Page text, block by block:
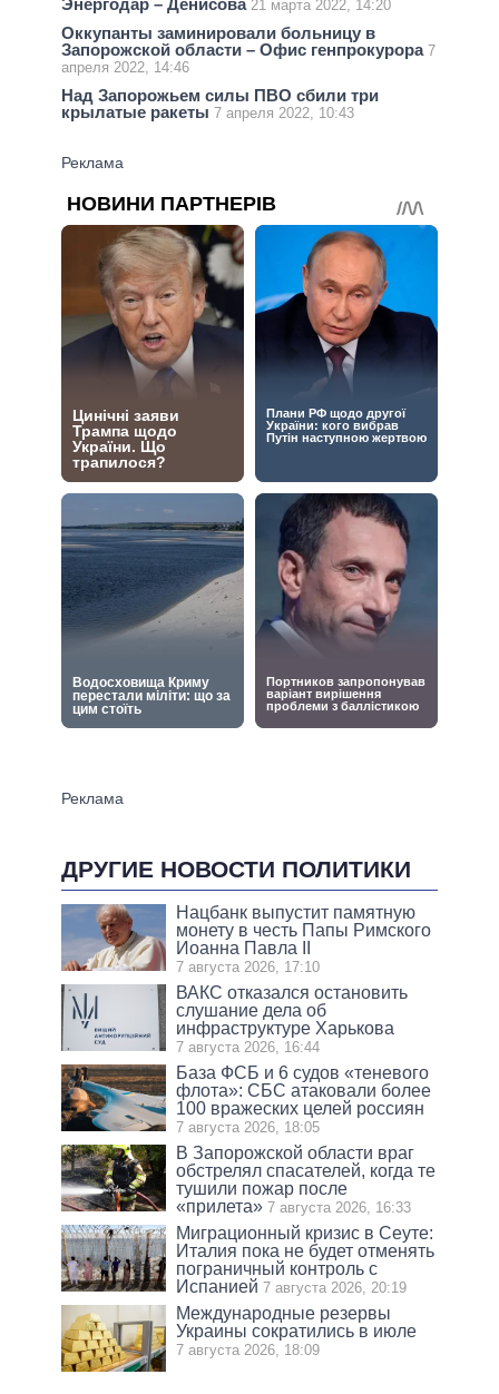
21 марта 2022, 14:20
Оккупанты заминировали больницу в
Запорожской области – Офис генпрокурора 7
апреля 2022, 14:46
Над Запорожьем силы ПВО сбили три
крылатые ракеты 7 апреля 2022, 10:43
ДРУГИЕ НОВОСТИ ПОЛИТИКИ
Нацбанк выпустит памятную
монету в честь Папы Римского
Иоанна Павла II
7 августа 2026, 17:10
ВАКС отказался остановить
слушание дела об
инфраструктуре Харькова
7 августа 2026, 16:44
База ФСБ и 6 судов «теневого
флота»: СБС атаковали более
100 вражеских целей россиян
7 августа 2026, 18:05
В Запорожской области враг
обстрелял спасателей, когда те
тушили пожар после
«прилета» 7 августа 2026, 16:33
Миграционный кризис в Сеуте:
Италия пока не будет отменять
пограничный контроль с
Испанией 7 августа 2026, 20:19
Международные резервы
Украины сократились в июле
7 августа 2026, 18:09